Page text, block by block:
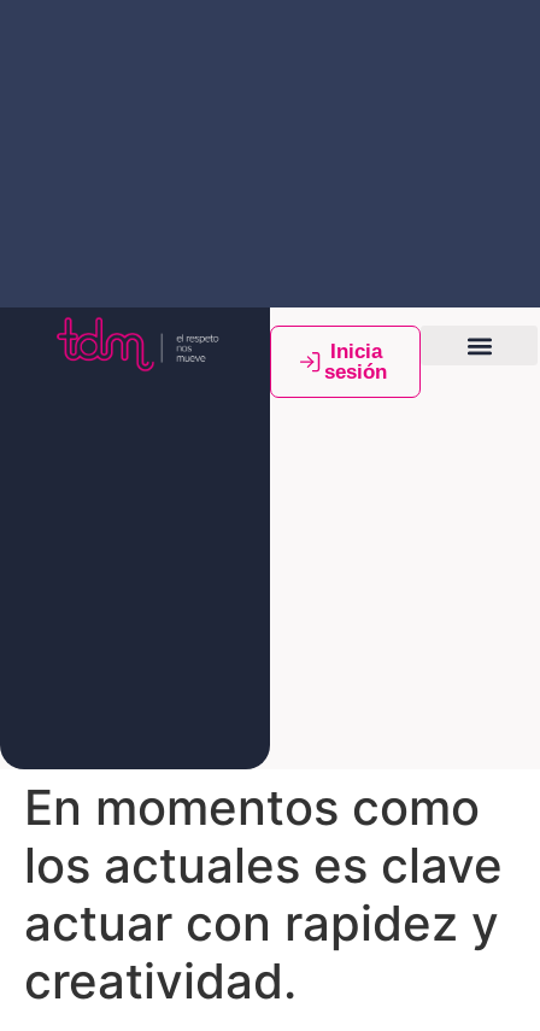
Inicia
sesión
En momentos como
los actuales es clave
actuar con rapidez y
creatividad.